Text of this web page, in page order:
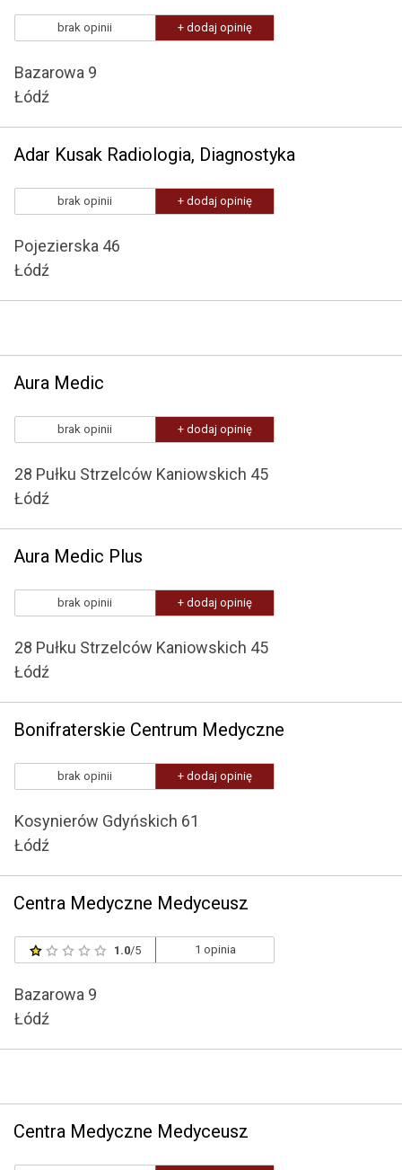
brak opinii + dodaj opinię
Bazarowa 9
Łódź
Adar Kusak Radiologia, Diagnostyka
brak opinii + dodaj opinię
Pojezierska 46
Łódź
Aura Medic
brak opinii + dodaj opinię
28 Pułku Strzelców Kaniowskich 45
Łódź
Aura Medic Plus
brak opinii + dodaj opinię
28 Pułku Strzelców Kaniowskich 45
Łódź
Bonifraterskie Centrum Medyczne
brak opinii + dodaj opinię
Kosynierów Gdyńskich 61
Łódź
Centra Medyczne Medyceusz
1.0/5 1 opinia
Bazarowa 9
Łódź
Centra Medyczne Medyceusz